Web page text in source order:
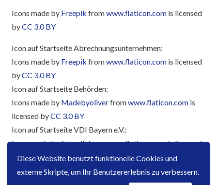
Diese Website benutzt funktionelle Cookies und
externe Skripte, um Ihr Benutzererlebnis zu verbessern.
Icons made by Freepik fromwww.flaticon.com is licensed
byCC 3.0 BY
Icon auf Startseite Abrechnungsunternehmen:
Icons made by Freepik fromwww.flaticon.com is licensed
byCC 3.0 BY
Icon auf Startseite Behörden:
Icons made by Madebyoliverfromwww.flaticon.com is
licensed byCC 3.0 BY
Icon auf Startseite VDI Bayern e.V.:
Icons made byFreepikfromwww.flaticon.comis licensed
byCC 3.0 BY